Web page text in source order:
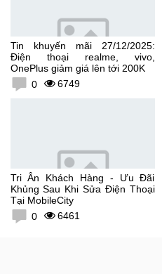
Tin khuyến mãi 27/12/2025:
Điện thoại realme, vivo,
OnePlus giảm giá lên tới 200K
0
6749
Tri Ân Khách Hàng - Ưu Đãi
Khủng Sau Khi Sửa Điện Thoại
Tại MobileCity
0
6461